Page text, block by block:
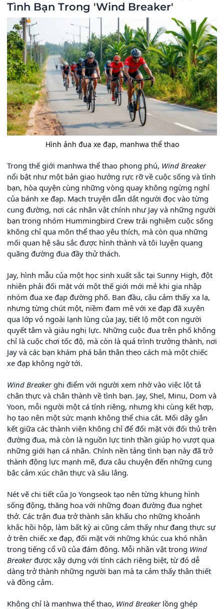
Tình Bạn Trong 'Wind Breaker'
Hình ảnh đua xe đạp, manhwa thể thao
Trong thế giới manhwa thể thao phong phú, Wind Breaker
nổi bật như một bản giao hưởng rực rỡ về cuộc sống và tình
bạn, hòa quyện cùng những vòng quay không ngừng nghỉ
của bánh xe đạp. Mạch truyện dẫn dắt người đọc vào từng
cung đường, nơi các nhân vật chính như Jay và những người
bạn trong nhóm Hummingbird Crew trải nghiệm cuộc sống
không chỉ qua môn thể thao yêu thích, mà còn qua những
mối quan hệ sâu sắc được hình thành và tôi luyện quang
quãng đường đua đầy thử thách.
Jay, hình mẫu của một học sinh xuất sắc tại Sunny High, đột
nhiên phải đối mặt với một thế giới mới mẻ khi gia nhập
nhóm đua xe đạp đường phố. Ban đầu, cậu cảm thấy xa lạ,
nhưng từng chút một, niềm đam mê với xe đạp đã xuyên
qua lớp vỏ ngoài lạnh lùng của Jay, tiết lộ một con người
quyết tâm và giàu nghị lực. Những cuộc đua trên phố không
chỉ là cuộc chơi tốc độ, mà còn là quá trình trưởng thành, nơi
Jay và các bạn khám phá bản thân theo cách mà một chiếc
xe đạp không ngờ tới.
Wind Breakerghi điểm với người xem nhờ vào việc lột tả
chân thực và chân thành về tình bạn. Jay, Shel, Minu, Dom và
Yoon, mỗi người một cá tính riêng, nhưng khi cùng kết hợp,
họ tạo nên một sức mạnh không thể chia cắt. Mối dây gắn
kết giữa các thành viên không chỉ để đối mặt với đối thủ trên
đường đua, mà còn là nguồn lực tinh thần giúp họ vượt qua
những giới hạn cá nhân. Chính nền tảng tình bạn này đã trở
thành động lực mạnh mẽ, đưa câu chuyện đến những cung
bậc cảm xúc chân thực và sâu lắng.
Nét vẽ chi tiết của Jo Yongseok tạo nên từng khung hình
sống động, thăng hoa với những đoạn đường đua nghẹt
thở. Các trận đua trở thành sân khấu cho những khoảnh
khắc hồi hộp, làm bất kỳ ai cũng cảm thấy như đang thực sự
ở trên chiếc xe đạp, đối mặt với những khúc cua khó nhằn
trong tiếng cổ vũ của đám đông. Mỗi nhân vật trong Wind
Breakerđược xây dựng với tính cách riêng biệt, từ đó dễ
dàng trở thành những người bạn mà ta cảm thấy thân thiết
và đồng cảm.
Không chỉ là manhwa thể thao, Wind Breakerlồng ghép